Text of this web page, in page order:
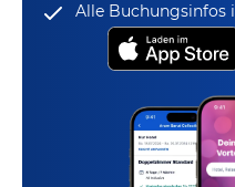
Alle